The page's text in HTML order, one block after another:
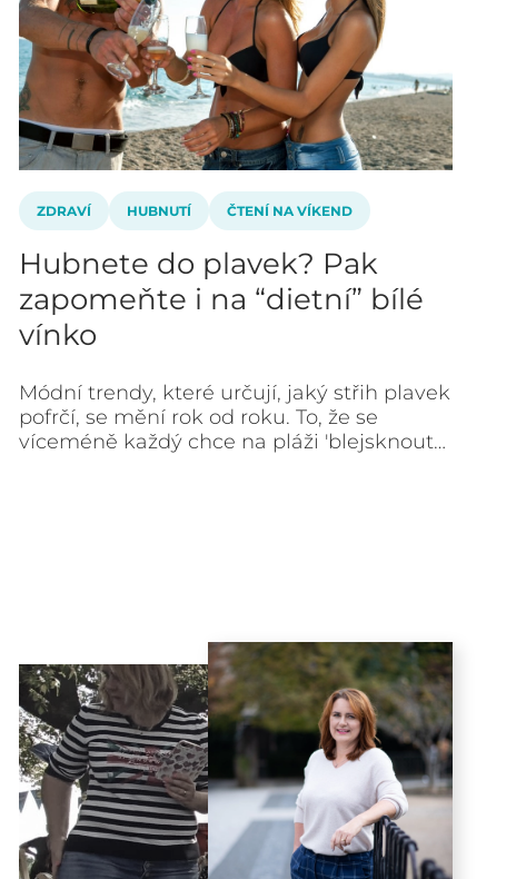
ZDRAVÍ HUBNUTÍ ČTENÍ NA VÍKEND
Hubnete do plavek? Pak
zapomeňte i na “dietní” bílé
vínko
Módní trendy, které určují, jaký střih plavek
pofrčí, se mění rok od roku. To, že se
víceméně každý chce na pláži 'blejsknout…